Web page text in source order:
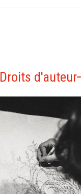
Droits d'auteur